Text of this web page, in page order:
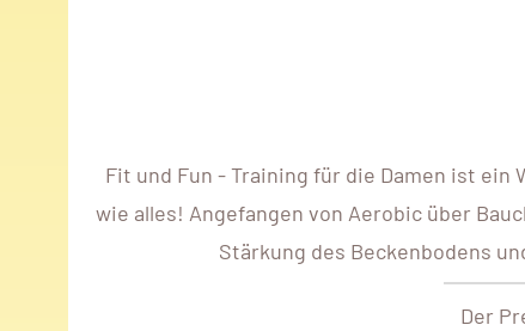
Fit und Fun - Training für die Damen ist
wie alles! Angefangen von Aerobic über
Stärkung des Beckenbodens
Der